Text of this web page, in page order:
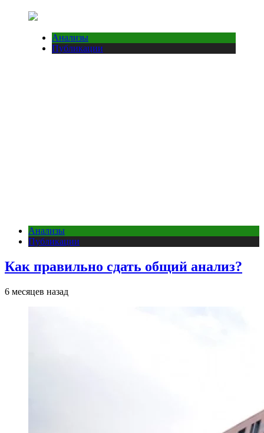
Анализы
Публикации
Анализы
Публикации
Как правильно сдать общий анализ?
6 месяцев назад